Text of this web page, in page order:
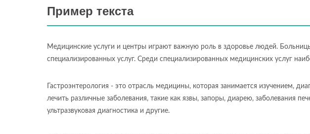
Пример текста
Медицинские услуги и центры играют важную роль в здоровье людей.
специализированных услуг. Среди специализированных медицинских услуг
Гастроэнтерология - это отрасль медицины, которая занимается изучением,
лечить различные заболевания, такие как язвы, запоры, диарею, заболевания
ультразвуковая диагностика и другие.